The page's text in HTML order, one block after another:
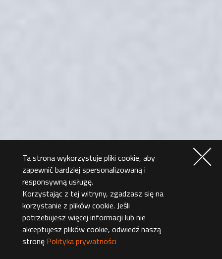
Ta strona wykorzystuje pliki cookie, aby
zapewnić bardziej spersonalizowaną i
responsywną usługę.
Korzystając z tej witryny, zgadzasz się na
korzystanie z plików cookie. Jeśli
potrzebujesz więcej informacji lub nie
akceptujesz plików cookie, odwiedź naszą
stronę Polityka prywatności